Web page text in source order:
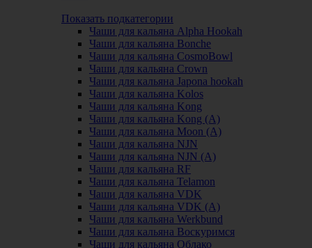
Показать подкатегории
Чаши для кальяна Alpha Hookah
Чаши для кальяна Bonche
Чаши для кальяна CosmoBowl
Чаши для кальяна Crown
Чаши для кальяна Japona hookah
Чаши для кальяна Kolos
Чаши для кальяна Kong
Чаши для кальяна Kong (A)
Чаши для кальяна Moon (А)
Чаши для кальяна NJN
Чаши для кальяна NJN (А)
Чаши для кальяна RF
Чаши для кальяна Telamon
Чаши для кальяна VDK
Чаши для кальяна VDK (А)
Чаши для кальяна Werkbund
Чаши для кальяна Воскуримся
Чаши для кальяна Облако